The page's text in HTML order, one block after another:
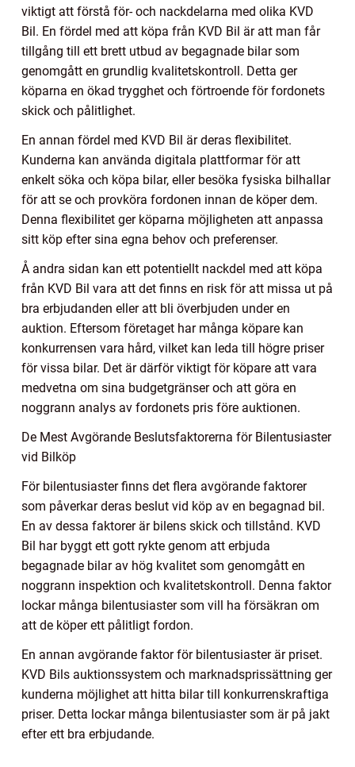
viktigt att förstå för- och nackdelarna med olika KVD
Bil. En fördel med att köpa från KVD Bil är att man får
tillgång till ett brett utbud av begagnade bilar som
genomgått en grundlig kvalitetskontroll. Detta ger
köparna en ökad trygghet och förtroende för fordonets
skick och pålitlighet.
En annan fördel med KVD Bil är deras flexibilitet.
Kunderna kan använda digitala plattformar för att
enkelt söka och köpa bilar, eller besöka fysiska bilhallar
för att se och provköra fordonen innan de köper dem.
Denna flexibilitet ger köparna möjligheten att anpassa
sitt köp efter sina egna behov och preferenser.
Å andra sidan kan ett potentiellt nackdel med att köpa
från KVD Bil vara att det finns en risk för att missa ut på
bra erbjudanden eller att bli överbjuden under en
auktion. Eftersom företaget har många köpare kan
konkurrensen vara hård, vilket kan leda till högre priser
för vissa bilar. Det är därför viktigt för köpare att vara
medvetna om sina budgetgränser och att göra en
noggrann analys av fordonets pris före auktionen.
De Mest Avgörande Beslutsfaktorerna för Bilentusiaster
vid Bilköp
För bilentusiaster finns det flera avgörande faktorer
som påverkar deras beslut vid köp av en begagnad bil.
En av dessa faktorer är bilens skick och tillstånd. KVD
Bil har byggt ett gott rykte genom att erbjuda
begagnade bilar av hög kvalitet som genomgått en
noggrann inspektion och kvalitetskontroll. Denna faktor
lockar många bilentusiaster som vill ha försäkran om
att de köper ett pålitligt fordon.
En annan avgörande faktor för bilentusiaster är priset.
KVD Bils auktionssystem och marknadsprissättning ger
kunderna möjlighet att hitta bilar till konkurrenskraftiga
priser. Detta lockar många bilentusiaster som är på jakt
efter ett bra erbjudande.